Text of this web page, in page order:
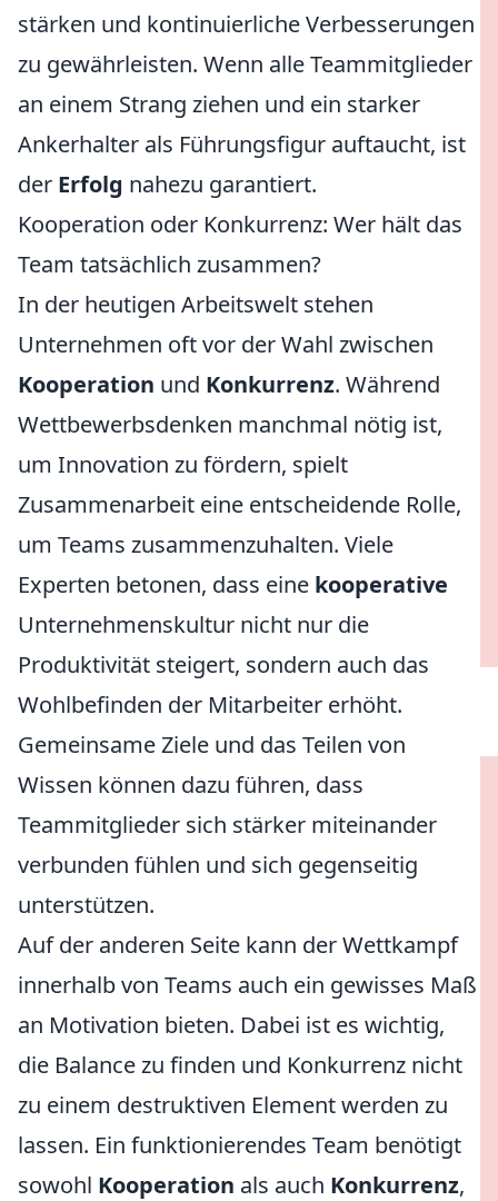
stärken und kontinuierliche Verbesserungen
zu gewährleisten. Wenn alle Teammitglieder
an einem Strang ziehen und ein starker
Ankerhalter als Führungsfigur auftaucht, ist
der Erfolg nahezu garantiert.
Kooperation oder Konkurrenz: Wer hält das
Team tatsächlich zusammen?
In der heutigen Arbeitswelt stehen
Unternehmen oft vor der Wahl zwischen
Kooperation und Konkurrenz. Während
Wettbewerbsdenken manchmal nötig ist,
um Innovation zu fördern, spielt
Zusammenarbeit eine entscheidende Rolle,
um Teams zusammenzuhalten. Viele
Experten betonen, dass eine kooperative
Unternehmenskultur nicht nur die
Produktivität steigert, sondern auch das
Wohlbefinden der Mitarbeiter erhöht.
Gemeinsame Ziele und das Teilen von
Wissen können dazu führen, dass
Teammitglieder sich stärker miteinander
verbunden fühlen und sich gegenseitig
unterstützen.
Auf der anderen Seite kann der Wettkampf
innerhalb von Teams auch ein gewisses Maß
an Motivation bieten. Dabei ist es wichtig,
die Balance zu finden und Konkurrenz nicht
zu einem destruktiven Element werden zu
lassen. Ein funktionierendes Team benötigt
sowohl Kooperation als auch Konkurrenz,